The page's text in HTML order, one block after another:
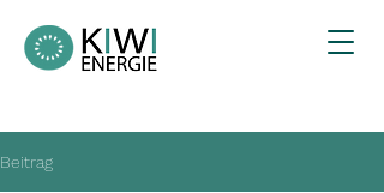
Beitrag